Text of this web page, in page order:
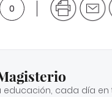
0
educación, cada día en